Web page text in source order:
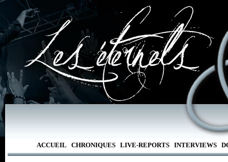
ACCUEIL CHRONIQUES LIVE-REPORTS INTERVIEWS